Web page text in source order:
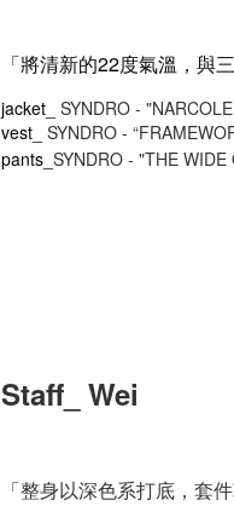
「將清新的22度氣溫，與
jacket_ SYNDRO -
vest_ SYNDRO -
pants_ SYNDRO - "THE WIDE
Staff_ Wei
「整身以深色系打底，套